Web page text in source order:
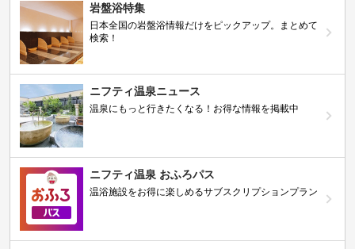
岩盤浴特集
日本全国の岩盤浴情報だけをピックアップ。まとめて
検索！
ニフティ温泉ニュース
温泉にもっと行きたくなる！お得な情報を掲載中
ニフティ温泉 おふろパス
温浴施設をお得に楽しめるサブスクリプションプラン